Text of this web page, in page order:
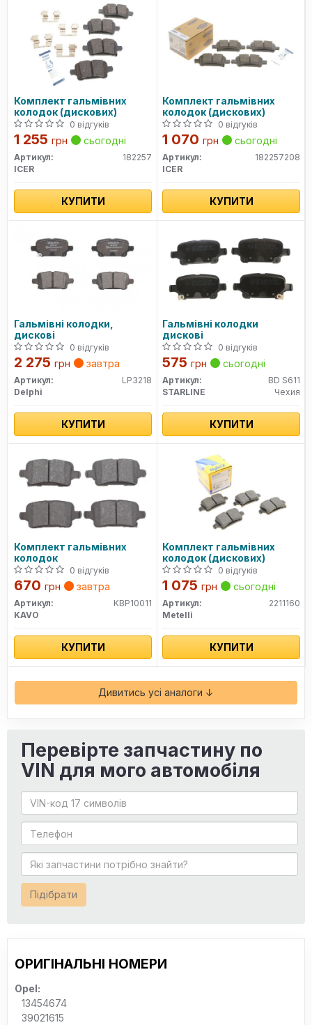
Комплект гальмівних
колодок (дискових)
0 відгуків
1 255 грн сьогодні
Артикул:
182257
ICER
КУПИТИ
Комплект гальмівних
колодок (дискових)
0 відгуків
1 070 грн сьогодні
Артикул:
182257208
ICER
КУПИТИ
Гальмівні колодки,
дискові
0 відгуків
2 275 грн завтра
Артикул:
LP3218
Delphi
КУПИТИ
Гальмівні колодки
дискові
0 відгуків
575 грн сьогодні
Артикул:
BD S611
STARLINE
Чехия
КУПИТИ
Комплект гальмівних
колодок
0 відгуків
670 грн завтра
Артикул:
KBP10011
KAVO
КУПИТИ
Комплект гальмівних
колодок (дискових)
0 відгуків
1 075 грн сьогодні
Артикул:
2211160
Metelli
КУПИТИ
Дивитись усі аналоги ↓
Перевірте запчастину по
VIN для мого автомобіля
Підібрати
ОРИГІНАЛЬНІ НОМЕРИ
Opel:
13454674
39021615